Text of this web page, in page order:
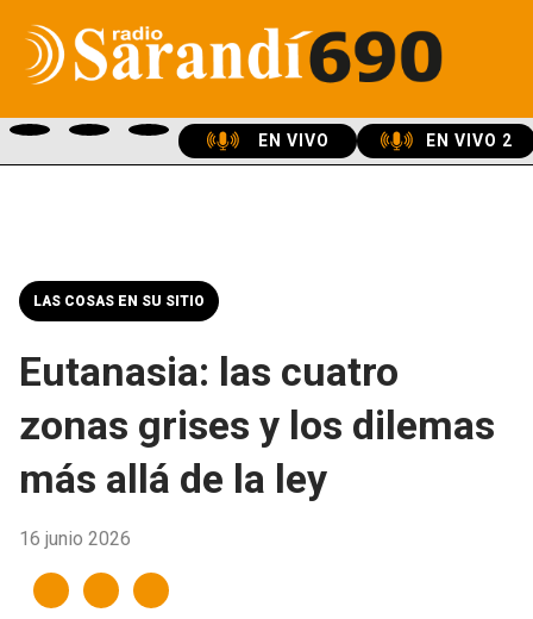
EN VIVO EN VIVO 2
LAS COSAS EN SU SITIO
Eutanasia: las cuatro
zonas grises y los dilemas
más allá de la ley
16 junio 2026